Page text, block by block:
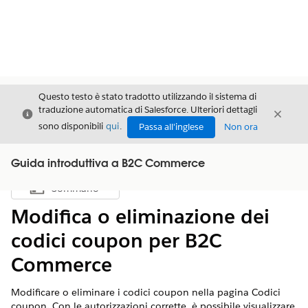
Chiudi
Questo testo è stato tradotto utilizzando il sistema di
traduzione automatica di Salesforce. Ulteriori dettagli
sono disponibili qui. Passa all'inglese Non ora
Chiudi
Guida introduttiva a B2C Commerce
Mostra sommario
Sommario
Modifica o eliminazione dei
codici coupon per B2C
Commerce
Modificare o eliminare i codici coupon nella pagina Codici